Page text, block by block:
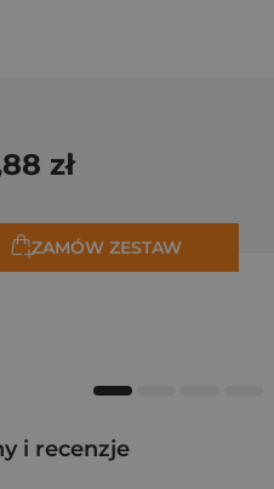
zł
ZAMÓW ZESTAW
i recenzje